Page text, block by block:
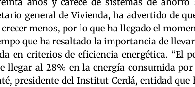
años y carece de sistemas de ahorro
general de Vivienda, ha advertido de
menos, por lo que ha llegado el
que ha resaltado la importancia de
en criterios de eficiencia energética. “El
llegar al 28% en la energía consumida
presidente del Institut Cerdá, entidad